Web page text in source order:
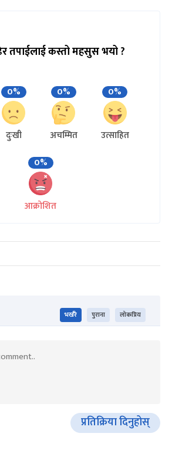
तपाईलाई कस्तो महसुस भयो ?
0%
दुःखी
0%
अचम्मित
0%
उत्साहित
0%
आक्रोशित
भर्खरै पुराना लोकप्रिय
प्रतिक्रिया दिनुहोस्